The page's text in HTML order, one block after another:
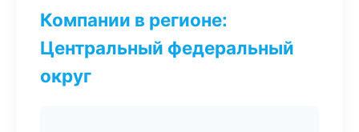
Компании в регионе:
Центральный федеральный
округ